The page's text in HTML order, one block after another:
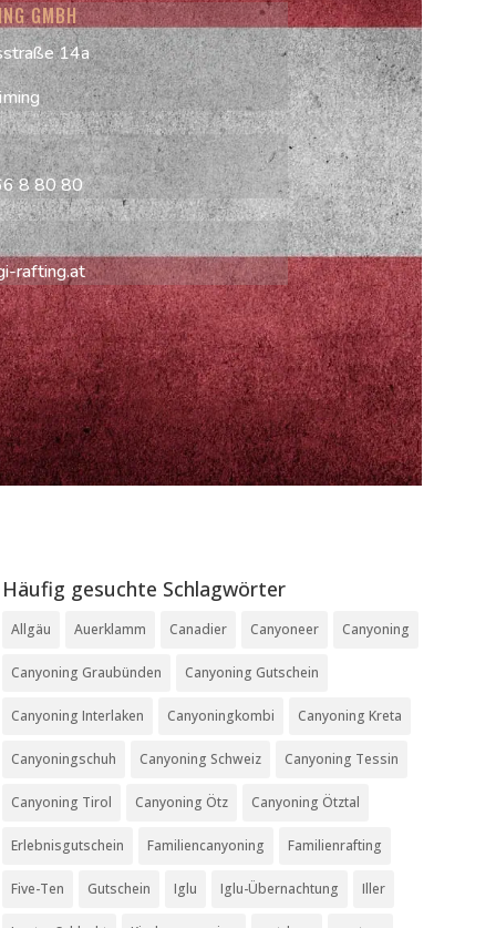
GMBH
14a
8 80 80
rafting.at
Häufig gesuchte Schlagwörter
Allgäu Auerklamm Canadier Canyoneer Canyoning
Canyoning Graubünden Canyoning Gutschein
Canyoning Interlaken Canyoningkombi Canyoning Kreta
Canyoningschuh Canyoning Schweiz Canyoning Tessin
Canyoning Tirol Canyoning Ötz Canyoning Ötztal
Erlebnisgutschein Familiencanyoning Familienrafting
Five-Ten Gutschein Iglu Iglu-Übernachtung Iller